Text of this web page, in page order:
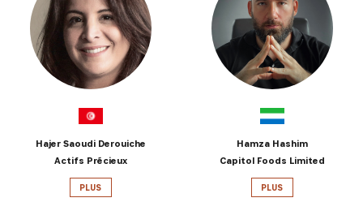
Hajer Saoudi Derouiche
Actifs Précieux
PLUS
Hamza Hashim
Capitol Foods Limited
PLUS